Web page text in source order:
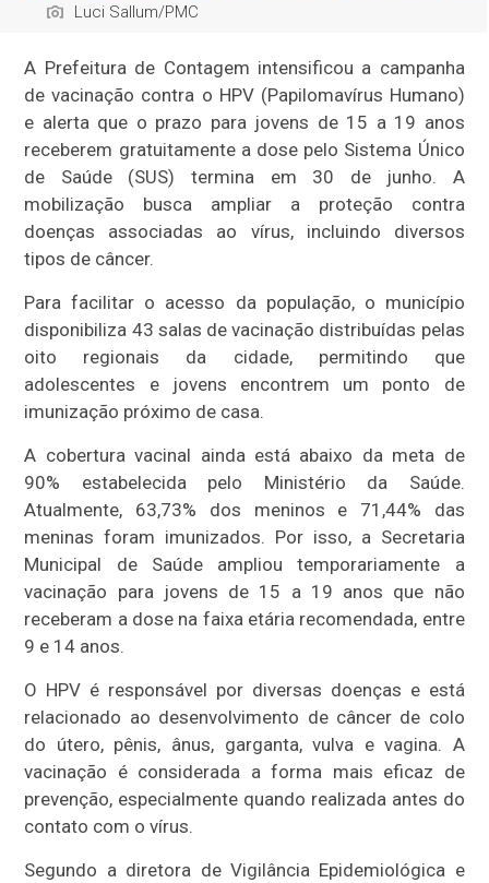
Luci Sallum/PMC
A Prefeitura de Contagem intensificou a campanha
de vacinação contra o HPV (Papilomavírus Humano)
e alerta que o prazo para jovens de 15 a 19 anos
receberem gratuitamente a dose pelo Sistema Único
de Saúde (SUS) termina em 30 de junho. A
mobilização busca ampliar a proteção contra
doenças associadas ao vírus, incluindo diversos
tipos de câncer.
Para facilitar o acesso da população, o município
disponibiliza 43 salas de vacinação distribuídas pelas
oito regionais da cidade, permitindo que
adolescentes e jovens encontrem um ponto de
imunização próximo de casa.
A cobertura vacinal ainda está abaixo da meta de
90% estabelecida pelo Ministério da Saúde.
Atualmente, 63,73% dos meninos e 71,44% das
meninas foram imunizados. Por isso, a Secretaria
Municipal de Saúde ampliou temporariamente a
vacinação para jovens de 15 a 19 anos que não
receberam a dose na faixa etária recomendada, entre
9 e 14 anos.
O HPV é responsável por diversas doenças e está
relacionado ao desenvolvimento de câncer de colo
do útero, pênis, ânus, garganta, vulva e vagina. A
vacinação é considerada a forma mais eficaz de
prevenção, especialmente quando realizada antes do
contato com o vírus.
Segundo a diretora de Vigilância Epidemiológica e